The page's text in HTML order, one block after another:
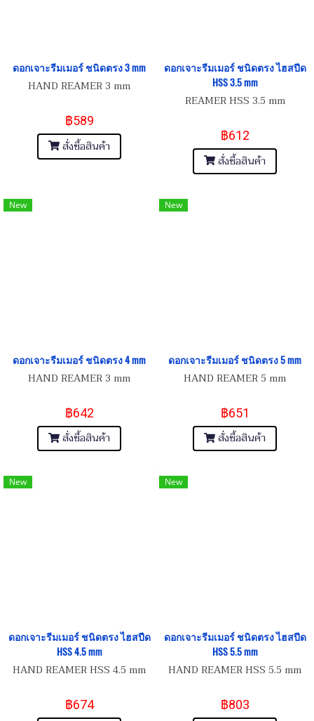
ดอกเจาะรีมเมอร์ ชนิดตรง 3 mm
HAND REAMER 3 mm
฿589
สั่งซื้อสินค้า
ดอกเจาะรีมเมอร์ ชนิดตรง ไฮสปีด
HSS 3.5 mm
REAMER HSS 3.5 mm
฿612
สั่งซื้อสินค้า
New
ดอกเจาะรีมเมอร์ ชนิดตรง 4 mm
HAND REAMER 3 mm
฿642
สั่งซื้อสินค้า
New
ดอกเจาะรีมเมอร์ ชนิดตรง 5 mm
HAND REAMER 5 mm
฿651
สั่งซื้อสินค้า
New
ดอกเจาะรีมเมอร์ ชนิดตรง ไฮสปีด
HSS 4.5 mm
HAND REAMER HSS 4.5 mm
฿674
New
ดอกเจาะรีมเมอร์ ชนิดตรง ไฮสปีด
HSS 5.5 mm
HAND REAMER HSS 5.5 mm
฿803